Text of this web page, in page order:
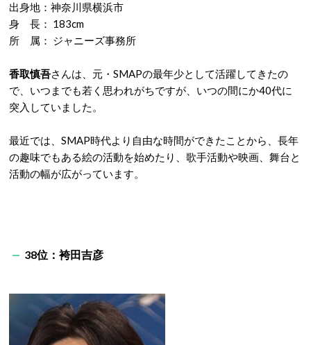
出身地：神奈川県横浜市
身 長： 183cm
所 属： ジャニーズ事務所
香取慎吾さんは、元・SMAPの最年少として活躍してきたの
で、いつまでも若く思われがちですが、いつの間にか40代に
突入していました。
最近では、SMAP時代より自由な時間ができたことから、長年
の趣味でもある絵の活動を始めたり、歌手活動や映画、舞台と
活動の幅が広がっています。
38位：袴田吉彦